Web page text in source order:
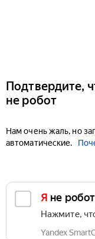
Подтвердите,
не робот
Нам очень жаль, но
автоматические.
Я не робот
Нажмите,
Yandex